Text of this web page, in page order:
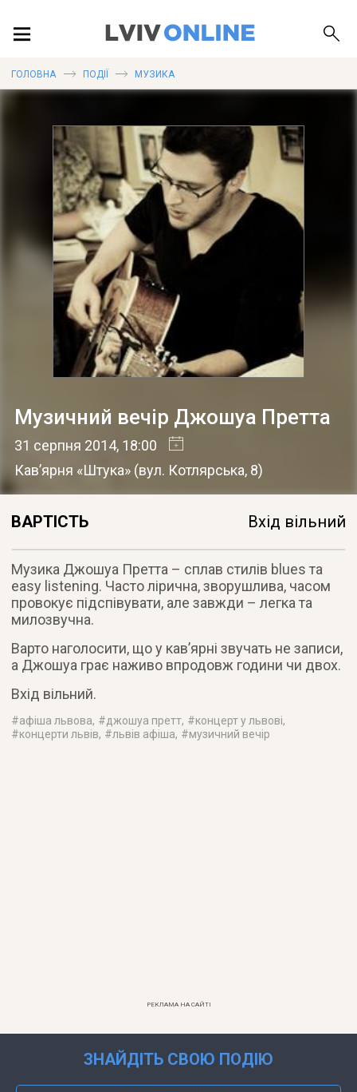
ПУБЛІКАЦІЇ
ДОВІДКА
ГОЛОВНА ПОДІЇ МУЗИКА
Музичний вечір Джошуа Претта
31 серпня 2014, 18:00
Кав’ярня «Штука» (вул. Котлярська, 8)
ВАРТІСТЬ Вхід вільний
Музика Джошуа Претта – сплав стилів blues та
easy listening. Часто лірична, зворушлива, часом
провокує підспівувати, але завжди – легка та
милозвучна.
Варто наголосити, що у кав’ярні звучать не записи,
а Джошуа грає наживо впродовж години чи двох.
Вхід вільний.
#афіша львова, #джошуа претт, #концерт у львові,
#концерти львів, #львів афіша, #музичний вечір
РЕКЛАМА НА САЙТІ
ЗНАЙДІТЬ СВОЮ ПОДІЮ